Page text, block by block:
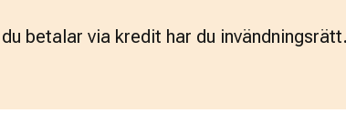
betalar via kredit har du invändningsrätt.